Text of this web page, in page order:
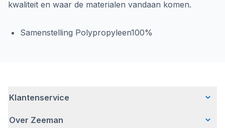
kwaliteit en waar de materialen vandaan komen.
Samenstelling Polypropyleen100%
Klantenservice
Veelgestelde vragen
Over Zeeman